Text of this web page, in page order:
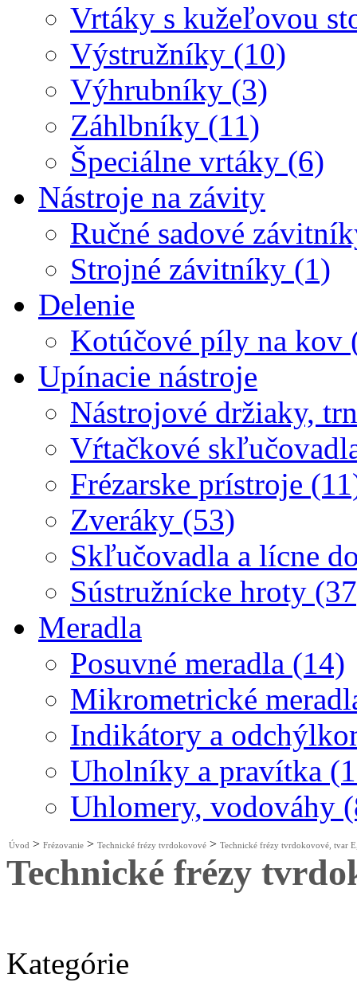
Vrtáky s kužeľovou
Výstružníky (10)
Výhrubníky (3)
Záhlbníky (11)
Špeciálne vrtáky (6)
Nástroje na závity
Ručné sadové
Strojné závitníky (1)
Delenie
Kotúčové píly na kov
Upínacie nástroje
Nástrojové držiaky,
Vŕtačkové
Frézarske prístroje
Zveráky (53)
Skľučovadla a lícne
Sústružnícke hroty
Meradla
Posuvné meradla (14)
Mikrometrické
Indikátory a
Uholníky a pravítka
Uhlomery, vodováhy
Úvod > Frézovanie > Technické frézy tvrdokovové > Technické frézy tvrdokovové, tvar
Technické frézy
Kategórie